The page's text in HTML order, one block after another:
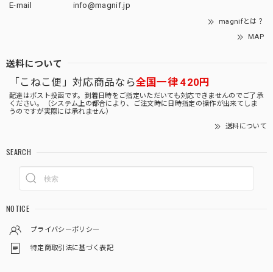
E-mail
info@magnif.jp
magnifとは？
MAP
送料について
「こねこ便」対応商品なら全国一律 420円
配達はポスト投函です。到着日時をご指定いただいても対応できませんのでご了承
ください。（システム上の都合により、ご注文時に日時指定の操作が出来てしま
うのですが実際には承れません）
送料について
SEARCH
NOTICE
プライバシーポリシー
特定商取引法に基づく表記